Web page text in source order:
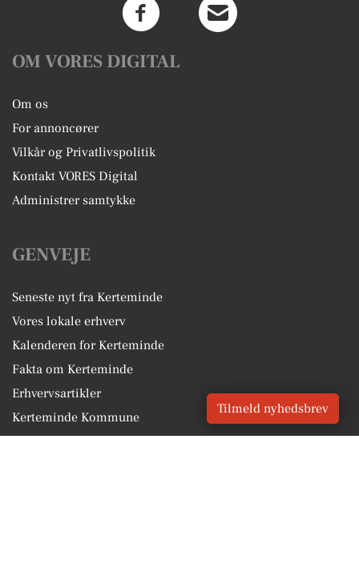
OM VORES DIGITAL
Om os
For annoncører
Vilkår og Privatlivspolitik
Kontakt VORES Digital
Administrer samtykke
GENVEJE
Seneste nyt fra Kerteminde
Vores lokale erhverv
Kalenderen for Kerteminde
Fakta om Kerteminde
Erhvervsartikler
Kerteminde Kommune
Tilmeld nyhedsbrev